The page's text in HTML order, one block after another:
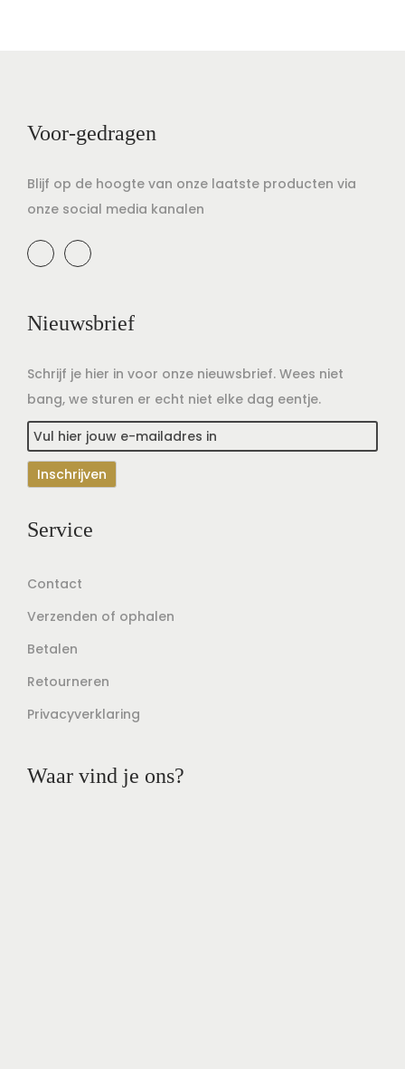
Voor-gedragen
Blijf op de hoogte van onze laatste producten via
onze social media kanalen
Nieuwsbrief
Schrijf je hier in voor onze nieuwsbrief. Wees niet
bang, we sturen er echt niet elke dag eentje.
Service
Contact
Verzenden of ophalen
Betalen
Retourneren
Privacyverklaring
Waar vind je ons?